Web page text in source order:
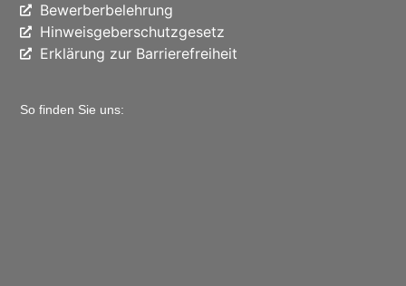
Bewerberbelehrung
Hinweisgeberschutzgesetz
Erklärung zur Barrierefreiheit
So finden Sie uns: